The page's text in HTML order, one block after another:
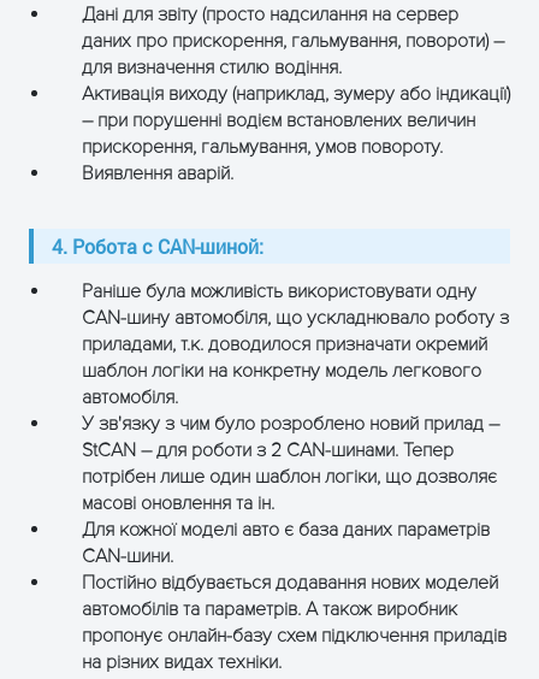
Дані для звіту (просто надсилання на сервер
даних про прискорення, гальмування, повороти) –
для визначення стилю водіння.
Активація виходу (наприклад, зумеру або індикації)
– при порушенні водієм встановлених величин
прискорення, гальмування, умов повороту.
Виявлення аварій.
4. Робота с CAN-шиной:
Раніше була можливість використовувати одну
CAN-шину автомобіля, що ускладнювало роботу з
приладами, т.к. доводилося призначати окремий
шаблон логіки на конкретну модель легкового
автомобіля.
У зв'язку з чим було розроблено новий прилад –
StCAN – для роботи з 2 CAN-шинами. Тепер
потрібен лише один шаблон логіки, що дозволяє
масові оновлення та ін.
Для кожної моделі авто є база даних параметрів
CAN-шини.
Постійно відбувається додавання нових моделей
автомобілів та параметрів. А також виробник
пропонує онлайн-базу схем підключення приладів
на різних видах техніки.